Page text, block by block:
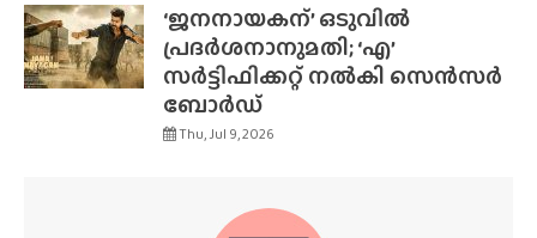
‘ജനനായകന്’ ഒടുവിൽ
പ്രദർശനാനുമതി; ‘എ’
സർട്ടിഫിക്കറ്റ് നൽകി സെൻസർ
ബോർഡ്
Thu, Jul 9, 2026